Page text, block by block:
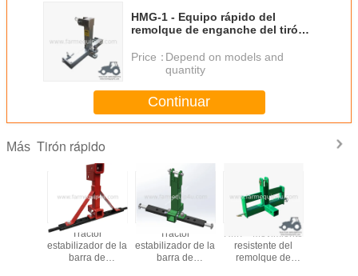
HMG-1 - Equipo rápido del
remolque de enganche del tirón
del tirón CAT.1 para el remolque
de la granja
Price：Depend on models and
quantity
Continuar
Más Tirón rápido
Tractor
estabilizador de la
barra de
Tractor
estabilizador de la
barra de
HM7 - Movimiento
resistente del
remolque de